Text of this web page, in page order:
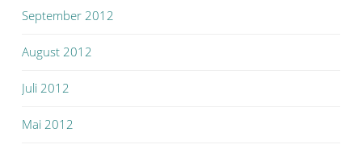
September 2012
August 2012
Juli 2012
Mai 2012